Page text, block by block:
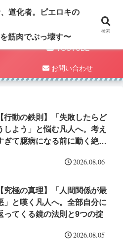
YOUTUBE
お問い合わせ
【行動の鉄則】「失敗したらど
しよう」と悩む凡人へ。考え
ぎて臆病になる前に動く絶対
2026.08.06
【究極の真理】「人間関係が最
」と嘆く凡人へ。全部自分に
ってくる鏡の法則と9つの掟
2026.08.05
道化者。ピエロキの
筋肉でぶっ壊す〜
検索